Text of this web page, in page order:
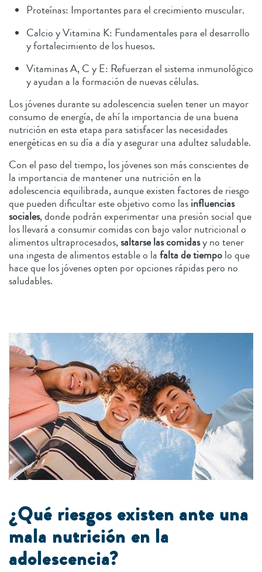
Proteínas: Importantes para el crecimiento muscular.
Calcio y Vitamina K: Fundamentales para el desarrollo
y fortalecimiento de los huesos.
Vitaminas A, C y E: Refuerzan el sistema inmunológico
y ayudan a la formación de nuevas células.
Los jóvenes durante su adolescencia suelen tener un mayor
consumo de energía, de ahí la importancia de una buena
nutrición en esta etapa para satisfacer las necesidades
energéticas en su día a día y asegurar una adultez saludable.
Con el paso del tiempo, los jóvenes son más conscientes de
la importancia de mantener una nutrición en la
adolescencia equilibrada, aunque existen factores de riesgo
que pueden dificultar este objetivo como lasinfluencias
sociales, donde podrán experimentar una presión social que
los llevará a consumir comidas con bajo valor nutricional o
alimentos ultraprocesados,saltarse las comidasy no tener
una ingesta de alimentos estable o lafalta de tiempolo que
hace que los jóvenes opten por opciones rápidas pero no
saludables.
¿Qué riesgos existen ante una
mala nutrición en la
adolescencia?